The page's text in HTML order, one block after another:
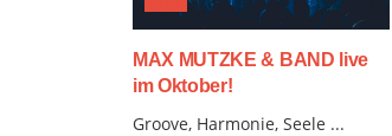
MAX MUTZKE & BAND live
im Oktober!
Groove, Harmonie, Seele ...